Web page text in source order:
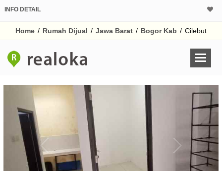
INFO DETAIL
Home / Rumah Dijual / Jawa Barat / Bogor Kab / Cilebut
Harga Rp
Untuk hasil simulasi
pada kotak-